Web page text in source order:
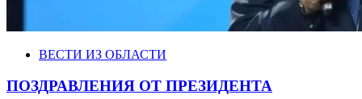
ВЕСТИ ИЗ ОБЛАСТИ
ПОЗДРАВЛЕНИЯ ОТ ПРЕЗИДЕНТА